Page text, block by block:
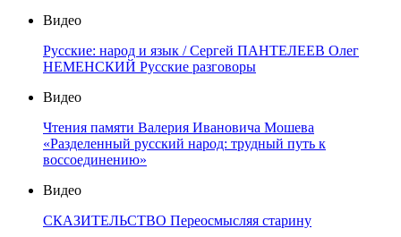
Видео
Русские: народ и язык / Сергей ПАНТЕЛЕЕВ Олег
НЕМЕНСКИЙ Русские разговоры
Видео
Чтения памяти Валерия Ивановича Мошева
«Разделенный русский народ: трудный путь к
воссоединению»
Видео
СКАЗИТЕЛЬСТВО Переосмысляя старину